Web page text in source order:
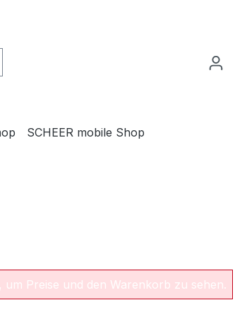
SCHEER mobile Shop
um Preise und den Warenkorb zu sehen.